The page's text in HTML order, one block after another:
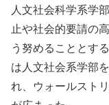
人文社会科学系学
止や社会的要請の
う努めることとす
は人文社会系学部
れ、ウォールスト